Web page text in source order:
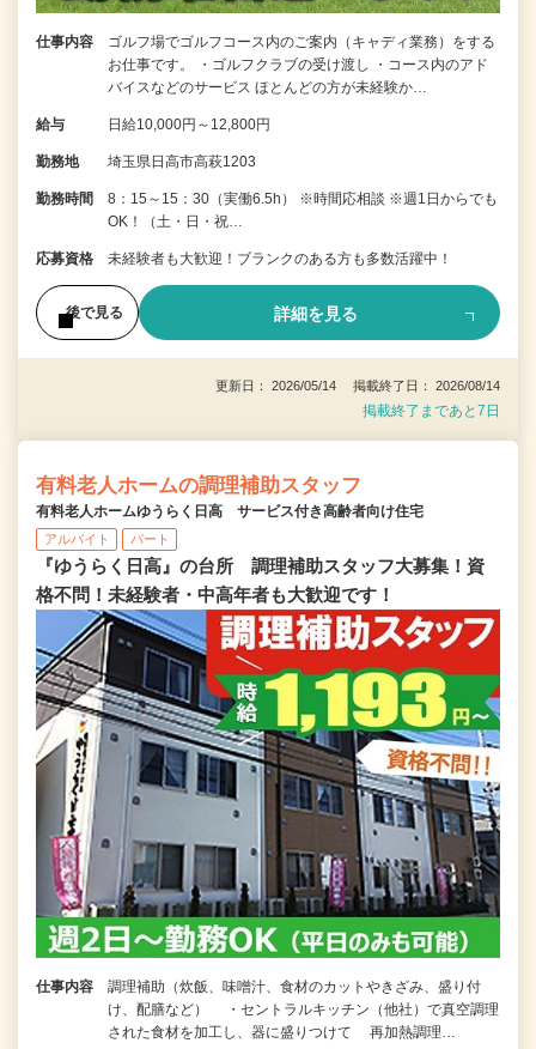
仕事内容
ゴルフ場でゴルフコース内のご案内（キャディ業務）をする
お仕事です。 ・ゴルフクラブの受け渡し ・コース内のアド
バイスなどのサービス ほとんどの方が未経験か…
給与 日給10,000円～12,800円
勤務地 埼玉県日高市高萩1203
勤務時間
8：15～15：30（実働6.5h） ※時間応相談 ※週1日からでも
OK！（土・日・祝…
応募資格 未経験者も大歓迎！ブランクのある方も多数活躍中！
後で見る 詳細を見る
更新日： 2026/05/14 掲載終了日： 2026/08/14
掲載終了まであと7日
有料老人ホームの調理補助スタッフ
有料老人ホームゆうらく日高 サービス付き高齢者向け住宅
アルバイト パート
『ゆうらく日高』の台所 調理補助スタッフ大募集！資
格不問！未経験者・中高年者も大歓迎です！
仕事内容
調理補助（炊飯、味噌汁、食材のカットやきざみ、盛り付
け、配膳など） ・セントラルキッチン（他社）で真空調理
された食材を加工し、器に盛りつけて 再加熱調理…